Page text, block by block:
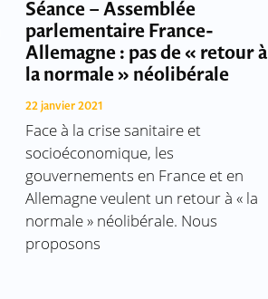
Séance – Assemblée
parlementaire France-
Allemagne : pas de « retour à
la normale » néolibérale
22 janvier 2021
Face à la crise sanitaire et
socioéconomique, les
gouvernements en France et en
Allemagne veulent un retour à « la
normale » néolibérale. Nous
proposons